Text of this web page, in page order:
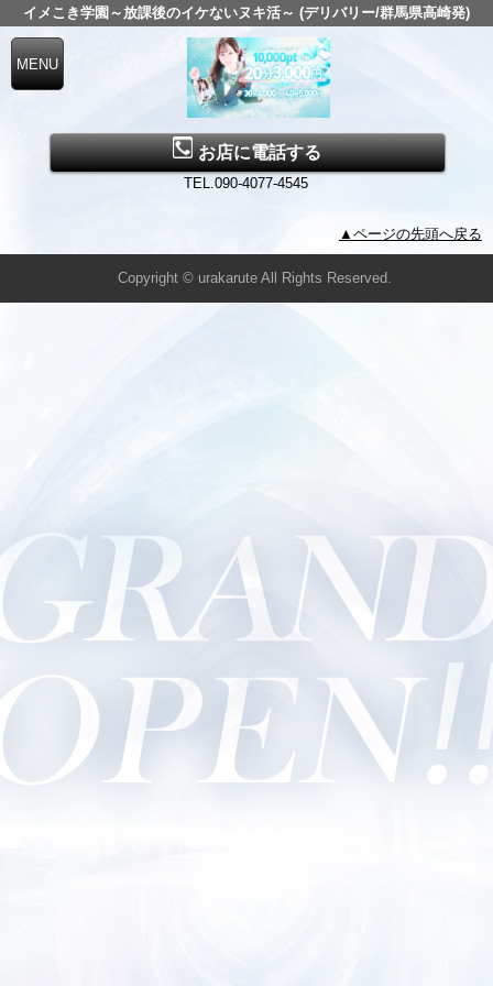
イメこき学園～放課後のイケないヌキ活～ (デリバリー/群馬県高崎発)
お店に電話する
TEL.090-4077-4545
▲ページの先頭へ戻る
Copyright © urakarute All Rights Reserved.